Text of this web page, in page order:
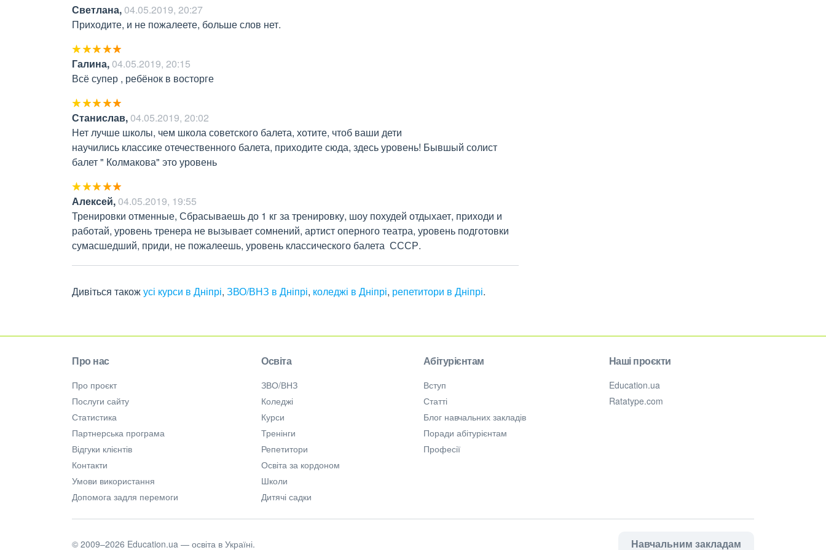
Светлана,04.05.2019, 20:27
Приходите, и не пожалеете, больше слов нет.
Галина,04.05.2019, 20:15
Всё супер , ребёнок в восторге
Станислав,04.05.2019, 20:02
Нет лучше школы, чем школа советского балета, хотите, чтоб ваши дети
научились классике отечественного балета, приходите сюда, здесь уровень! Бывшый солист
балет " Колмакова" это уровень
Алексей,04.05.2019, 19:55
Тренировки отменные, Сбрасываешь до 1 кг за тренировку, шоу похудей отдыхает, приходи и
работай, уровень тренера не вызывает сомнений, артист оперного театра, уровень подготовки
сумасшедший, приди, не пожалеешь, уровень классического балета  СССР.
Дивіться такожусі курси в Дніпрі, ЗВО/ВНЗ в Дніпрі, коледжі в Дніпрі, репетитори в Дніпрі.
Про нас
Про проєкт
Послуги сайту
Статистика
Партнерська програма
Відгуки клієнтів
Контакти
Умови використання
Допомога задля перемоги
Освіта
ЗВО/ВНЗ
Коледжі
Курси
Тренінги
Репетитори
Освіта за кордоном
Школи
Дитячі садки
Абітурієнтам
Вступ
Статті
Блог навчальних закладів
Поради абітурієнтам
Професії
Наші проєкти
Education.ua
Ratatype.com
Навчальним закладам
© 2009–2026 Education.ua — освіта в Україні.